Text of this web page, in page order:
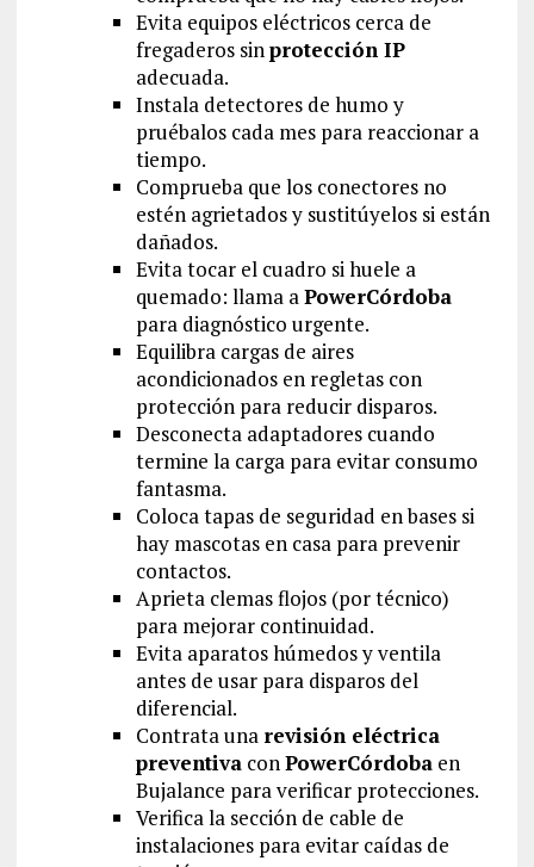
Evita equipos eléctricos cerca de
fregaderos sinprotección IP
adecuada.
Instala detectores de humo y
pruébalos cada mes para reaccionar a
tiempo.
Comprueba que los conectores no
estén agrietados y sustitúyelos si están
dañados.
Evita tocar el cuadro si huele a
quemado: llama aPowerCórdoba
para diagnóstico urgente.
Equilibra cargas de aires
acondicionados en regletas con
protección para reducir disparos.
Desconecta adaptadores cuando
termine la carga para evitar consumo
fantasma.
Coloca tapas de seguridad en bases si
hay mascotas en casa para prevenir
contactos.
Aprieta clemas flojos (por técnico)
para mejorar continuidad.
Evita aparatos húmedos y ventila
antes de usar para disparos del
diferencial.
Contrata una revisión eléctrica
preventivaconPowerCórdobaen
Bujalance para verificar protecciones.
Verifica la sección de cable de
instalaciones para evitar caídas de